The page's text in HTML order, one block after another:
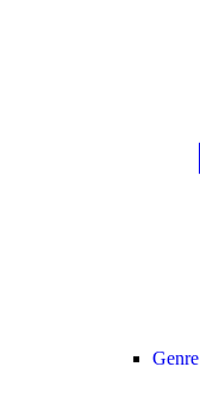
Genre